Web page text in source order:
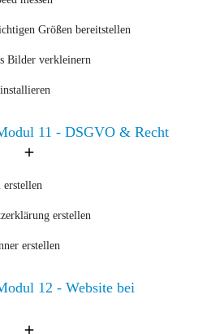
Größen bereitstellen
Bilder verkleinern
11 - DSGVO & Recht
erstellen
erstellen
12 - Website bei